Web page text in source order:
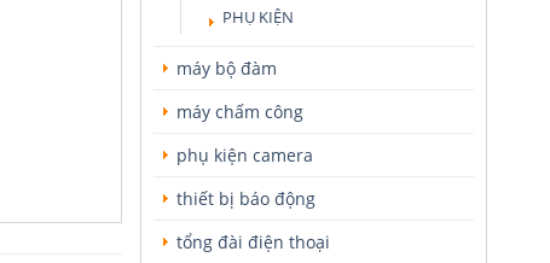
PHỤ KIỆN
máy bộ đàm
máy chấm công
phụ kiện camera
thiết bị báo động
tổng đài điện thoại